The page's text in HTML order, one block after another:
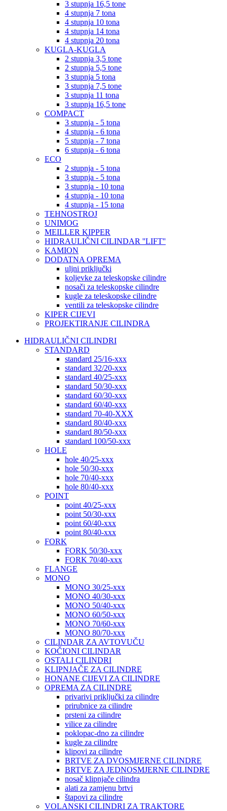
3 stupnja 16,5 tone
4 stupnja 7 tona
4 stupnja 10 tona
4 stupnja 14 tona
4 stupnja 20 tona
KUGLA-KUGLA
2 stupnja 3,5 tone
2 stupnja 5,5 tone
3 stupnja 5 tona
3 stupnja 7,5 tone
3 stupnja 11 tona
3 stupnja 16,5 tone
COMPACT
3 stupnja - 5 tona
4 stupnja - 6 tona
5 stupnja - 7 tona
6 stupnja - 6 tona
ECO
2 stupnja - 5 tona
3 stupnja - 5 tona
3 stupnja - 10 tona
4 stupnja - 10 tona
4 stupnja - 15 tona
TEHNOSTROJ
UNIMOG
MEILLER KIPPER
HIDRAULIČNI CILINDAR ''LIFT''
KAMION
DODATNA OPREMA
uljni priključki
koljevke za teleskopske cilindre
nosači za teleskopske cilindre
kugle za teleskopske cilindre
ventili za teleskopske cilindre
KIPER CIJEVI
PROJEKTIRANJE CILINDRA
HIDRAULIČNI CILINDRI
STANDARD
standard 25/16-xxx
standard 32/20-xxx
standard 40/25-xxx
standard 50/30-xxx
standard 60/30-xxx
standard 60/40-xxx
standard 70-40-XXX
standard 80/40-xxx
standard 80/50-xxx
standard 100/50-xxx
HOLE
hole 40/25-xxx
hole 50/30-xxx
hole 70/40-xxx
hole 80/40-xxx
POINT
point 40/25-xxx
point 50/30-xxx
point 60/40-xxx
point 80/40-xxx
FORK
FORK 50/30-xxx
FORK 70/40-xxx
FLANGE
MONO
MONO 30/25-xxx
MONO 40/30-xxx
MONO 50/40-xxx
MONO 60/50-xxx
MONO 70/60-xxx
MONO 80/70-xxx
CILINDAR ZA AVTOVUČU
KOČIONI CILINDAR
OSTALI CILINDRI
KLIPNJAČE ZA CILINDRE
HONANE CIJEVI ZA CILINDRE
OPREMA ZA CILINDRE
privarivi priključki za cilindre
prirubnice za cilindre
prsteni za cilindre
vilice za cilindre
poklopac-dno za cilindre
kugle za cilindre
klipovi za cilindre
BRTVE ZA DVOSMJERNE CILINDRE
BRTVE ZA JEDNOSMJERNE CILINDRE
nosač klipnjače cilindra
alati za zamjenu brtvi
štapovi za cilindre
VOLANSKI CILINDRI ZA TRAKTORE